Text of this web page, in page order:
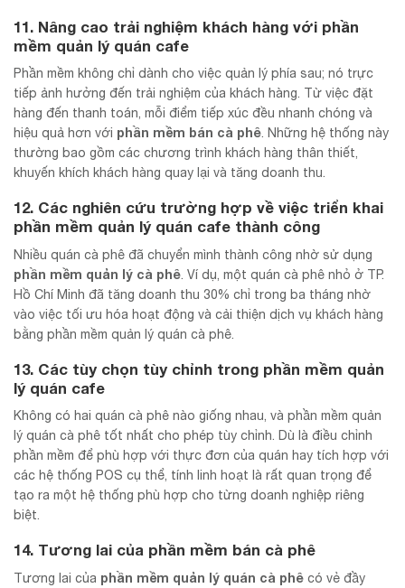
11. Nâng cao trải nghiệm khách hàng với phần
mềm quản lý quán cafe
Phần mềm không chỉ dành cho việc quản lý phía sau; nó trực
tiếp ảnh hưởng đến trải nghiệm của khách hàng. Từ việc đặt
hàng đến thanh toán, mỗi điểm tiếp xúc đều nhanh chóng và
hiệu quả hơn với phần mềm bán cà phê . Những hệ thống này
thường bao gồm các chương trình khách hàng thân thiết,
khuyến khích khách hàng quay lại và tăng doanh thu.
12. Các nghiên cứu trường hợp về việc triển khai
phần mềm quản lý quán cafe thành công
Nhiều quán cà phê đã chuyển mình thành công nhờ sử dụng
phần mềm quản lý cà phê . Ví dụ, một quán cà phê nhỏ ở TP.
Hồ Chí Minh đã tăng doanh thu 30% chỉ trong ba tháng nhờ
vào việc tối ưu hóa hoạt động và cải thiện dịch vụ khách hàng
bằng phần mềm quản lý quán cà phê.
13. Các tùy chọn tùy chỉnh trong phần mềm quản
lý quán cafe
Không có hai quán cà phê nào giống nhau, và phần mềm quản
lý quán cà phê tốt nhất cho phép tùy chỉnh. Dù là điều chỉnh
phần mềm để phù hợp với thực đơn của quán hay tích hợp với
các hệ thống POS cụ thể, tính linh hoạt là rất quan trọng để
tạo ra một hệ thống phù hợp cho từng doanh nghiệp riêng
biệt.
14. Tương lai của phần mềm bán cà phê
Tương lai của phần mềm quản lý quán cà phê có vẻ đầy